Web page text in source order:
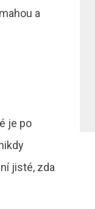
a
je po
jisté, zda